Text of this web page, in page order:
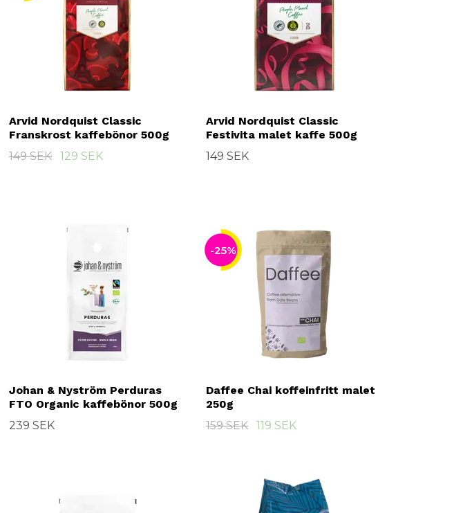
Arvid Nordquist Classic
Franskrost kaffebönor 500g
149 SEK
129 SEK
Arvid Nordquist Classic
Festivita malet kaffe 500g
149 SEK
Johan & Nyström Perduras
FTO Organic kaffebönor 500g
239 SEK
-25%
Daffee Chai koffeinfritt malet
250g
159 SEK
119 SEK